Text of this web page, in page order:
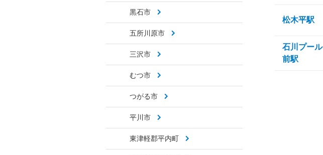
黒石市
五所川原市
三沢市
むつ市
つがる市
平川市
東津軽郡平内町
松木平駅
石川プール
前駅